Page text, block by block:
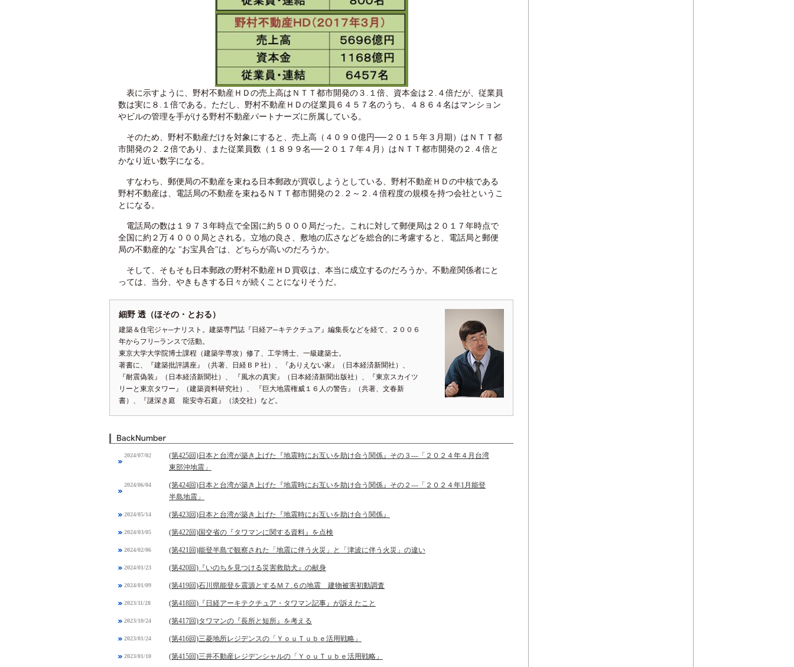
表に示すように、野村不動産ＨＤの売上高はＮＴＴ都市開発の３.１倍、資本金は２.４倍だが、従業員
数は実に８.１倍である。ただし、野村不動産ＨＤの従業員６４５７名のうち、４８６４名はマンション
やビルの管理を手がける野村不動産パートナーズに所属している。
そのため、野村不動産だけを対象にすると、売上高（４０９０億円──２０１５年３月期）はＮＴＴ都
市開発の２.２倍であり、また従業員数（１８９９名──２０１７年４月）はＮＴＴ都市開発の２.４倍と
かなり近い数字になる。
すなわち、郵便局の不動産を束ねる日本郵政が買収しようとしている、野村不動産ＨＤの中核である
野村不動産は、電話局の不動産を束ねるＮＴＴ都市開発の２.２～２.４倍程度の規模を持つ会社というこ
とになる。
電話局の数は１９７３年時点で全国に約５０００局だった。これに対して郵便局は２０１７年時点で
全国に約２万４０００局とされる。立地の良さ、敷地の広さなどを総合的に考慮すると、電話局と郵便
局の不動産的な "お宝具合"は、どちらが高いのだろうか。
そして、そもそも日本郵政の野村不動産ＨＤ買収は、本当に成立するのだろうか。不動産関係者にと
っては、当分、やきもきする日々が続くことになりそうだ。
細野 透（ほその・とおる）
建築＆住宅ジャ─ナリスト。建築専門誌『日経ア─キテクチュア』編集長などを経て、２００６
年からフリ─ランスで活動。
東京大学大学院博士課程（建築学専攻）修了、工学博士、一級建築士。
著書に、『建築批評講座』（共著、日経ＢＰ社）、『ありえない家』（日本経済新聞社）、
『耐震偽装』（日本経済新聞社）、 『風水の真実』（日本経済新聞出版社）、『東京スカイツ
リーと東京タワー』（建築資料研究社）、 『巨大地震権威１６人の警告』（共著、文春新
書）、『謎深き庭 龍安寺石庭』（淡交社）など。
2024/07/02
(第425回)日本と台湾が築き上げた『地震時にお互いを助け合う関係』その３---「２０２４年４月台湾
東部沖地震」
2024/06/04
(第424回)日本と台湾が築き上げた『地震時にお互いを助け合う関係』その２---「２０２４年1月能登
半島地震」
2024/05/14 (第423回)日本と台湾が築き上げた『地震時にお互いを助け合う関係』
2024/03/05 (第422回)国交省の『タワマンに関する資料』を点検
2024/02/06 (第421回)能登半島で観察された「地震に伴う火災」と「津波に伴う火災」の違い
2024/01/23 (第420回)『いのちを見つける災害救助犬』の献身
2024/01/09 (第419回)石川県能登を震源とするＭ７.６の地震 建物被害初動調査
2023/11/28 (第418回)『日経アーキテクチュア・タワマン記事』が訴えたこと
2023/10/24 (第417回)タワマンの『長所と短所』を考える
2023/01/24 (第416回)三菱地所レジデンスの「ＹｏｕＴｕｂｅ活用戦略」
2023/01/10 (第415回)三井不動産レジデンシャルの「ＹｏｕＴｕｂｅ活用戦略」